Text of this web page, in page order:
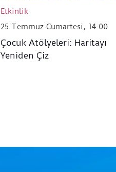
Etkinlik
25 Temmuz Cumartesi, 14.00
Çocuk Atölyeleri: Haritayı
Yeniden Çiz